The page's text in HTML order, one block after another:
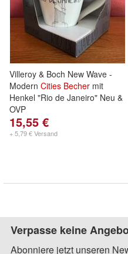
Villeroy & Boch New Wave -
Modern Cities Becher mit
Henkel "Rio de Janeiro" Neu &
OVP
15,55 €
+ 5,79 € Versand
Verpasse keine
Abonniere jetzt unseren